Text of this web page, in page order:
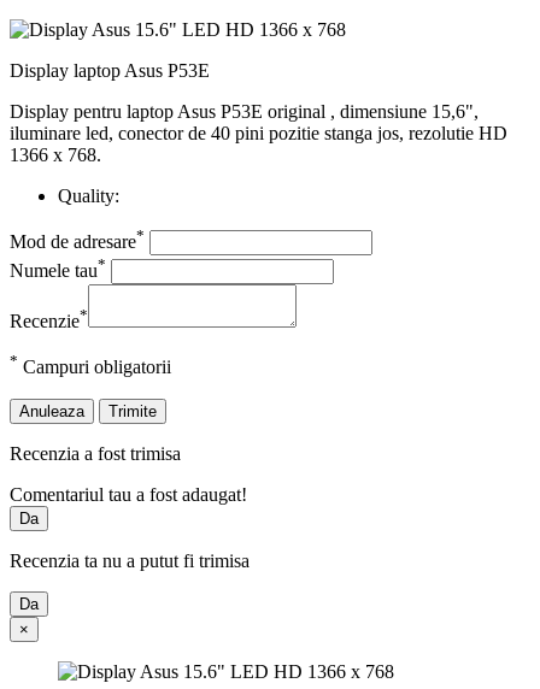
Display laptop Asus P53E
Display pentru laptop Asus P53E original , dimensiune 15,6",
iluminare led, conector de 40 pini pozitie stanga jos, rezolutie HD
1366 x 768.
Quality:
Mod de adresare*
Numele tau*
Recenzie*
* Campuri obligatorii
Anuleaza Trimite
Recenzia a fost trimisa
Comentariul tau a fost adaugat!
Da
Recenzia ta nu a putut fi trimisa
Da
×